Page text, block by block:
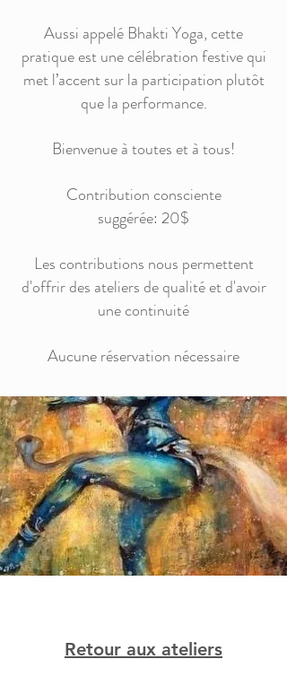
Aussi appelé Bhakti Yoga, cette
pratique est une célébration festive qui
met l’accent sur la participation plutôt
que la performance.
Bienvenue à toutes et à tous!
Contribution consciente
suggérée: 20$
Les contributions nous permettent
d'offrir des ateliers de qualité et d'avoir
une continuité
Aucune réservation nécessaire
Retour aux ateliers